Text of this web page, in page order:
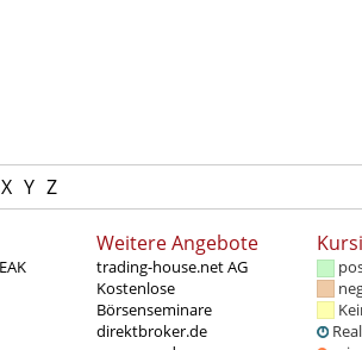
X Y Z
Weitere Angebote
trading-house.net AG
Kostenlose
Börsenseminare
direktbroker.de